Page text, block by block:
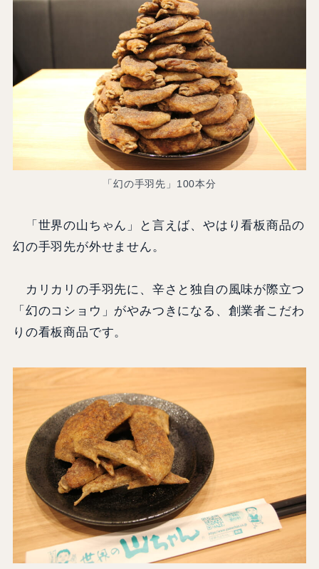
「幻の手羽先」100本分
「世界の山ちゃん」と言えば、やはり看板商品の
幻の手羽先が外せません。
カリカリの手羽先に、辛さと独自の風味が際立つ
「幻のコショウ」がやみつきになる、創業者こだわ
りの看板商品です。